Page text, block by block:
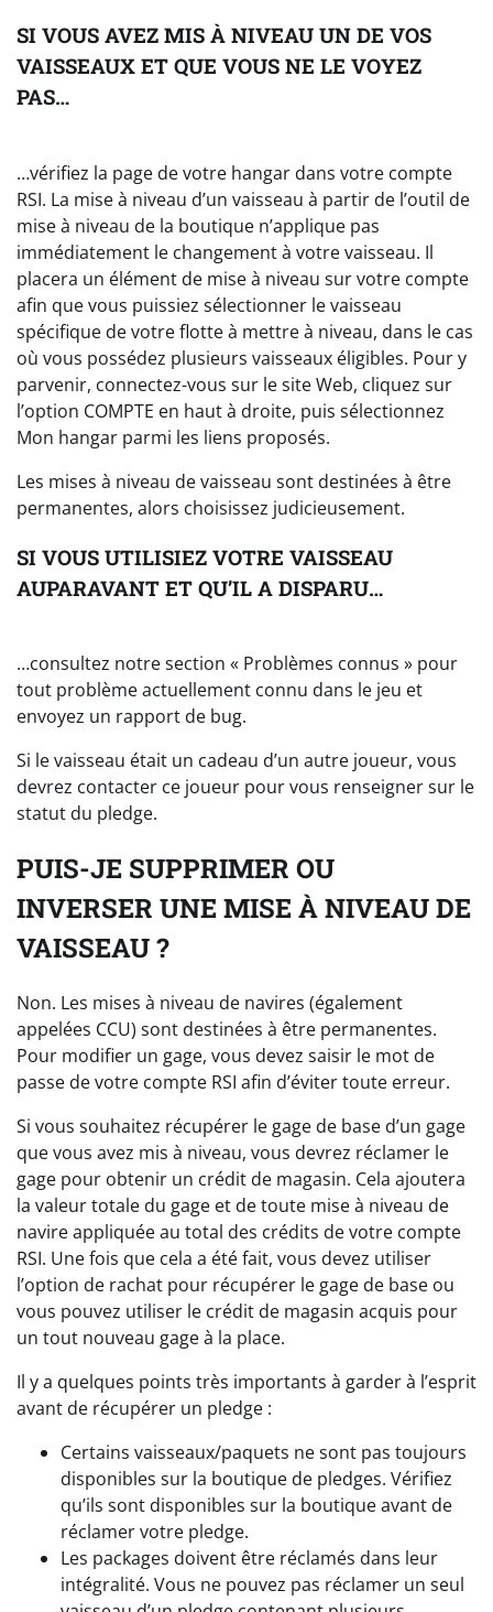
SI VOUS AVEZ MIS À NIVEAU UN DE VOS
VAISSEAUX ET QUE VOUS NE LE VOYEZ
PAS…
…vérifiez la page de votre hangar dans votre compte
RSI. La mise à niveau d’un vaisseau à partir de l’outil de
mise à niveau de la boutique n’applique pas
immédiatement le changement à votre vaisseau. Il
placera un élément de mise à niveau sur votre compte
afin que vous puissiez sélectionner le vaisseau
spécifique de votre flotte à mettre à niveau, dans le cas
où vous possédez plusieurs vaisseaux éligibles. Pour y
parvenir, connectez-vous sur le site Web, cliquez sur
l’option COMPTE en haut à droite, puis sélectionnez
Mon hangar parmi les liens proposés.
Les mises à niveau de vaisseau sont destinées à être
permanentes, alors choisissez judicieusement.
SI VOUS UTILISIEZ VOTRE VAISSEAU
AUPARAVANT ET QU’IL A DISPARU…
…consultez notre section « Problèmes connus » pour
tout problème actuellement connu dans le jeu et
envoyez un rapport de bug.
Si le vaisseau était un cadeau d’un autre joueur, vous
devrez contacter ce joueur pour vous renseigner sur le
statut du pledge.
PUIS-JE SUPPRIMER OU
INVERSER UNE MISE À NIVEAU DE
VAISSEAU ?
Non. Les mises à niveau de navires (également
appelées CCU) sont destinées à être permanentes.
Pour modifier un gage, vous devez saisir le mot de
passe de votre compte RSI afin d’éviter toute erreur.
Si vous souhaitez récupérer le gage de base d’un gage
que vous avez mis à niveau, vous devrez réclamer le
gage pour obtenir un crédit de magasin. Cela ajoutera
la valeur totale du gage et de toute mise à niveau de
navire appliquée au total des crédits de votre compte
RSI. Une fois que cela a été fait, vous devez utiliser
l’option de rachat pour récupérer le gage de base ou
vous pouvez utiliser le crédit de magasin acquis pour
un tout nouveau gage à la place.
Il y a quelques points très importants à garder à l’esprit
avant de récupérer un pledge :
Certains vaisseaux/paquets ne sont pas toujours
disponibles sur la boutique de pledges. Vérifiez
qu’ils sont disponibles sur la boutique avant de
réclamer votre pledge.
Les packages doivent être réclamés dans leur
intégralité. Vous ne pouvez pas réclamer un seul